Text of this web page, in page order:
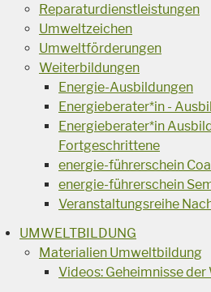
Reparaturdienstleistungen
Umweltzeichen
Umweltförderungen
Weiterbildungen
Energie-Ausbildungen
Energieberater*in -
Energieberater*in
Fortgeschrittene
energie-führerschein
energie-führerschein
Veranstaltungsreihe
UMWELTBILDUNG
Materialien Umweltbildung
Videos: Geheimnisse